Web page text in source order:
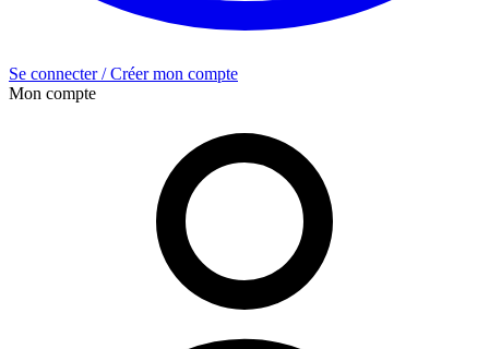
Se connecter / Créer mon compte
Mon compte